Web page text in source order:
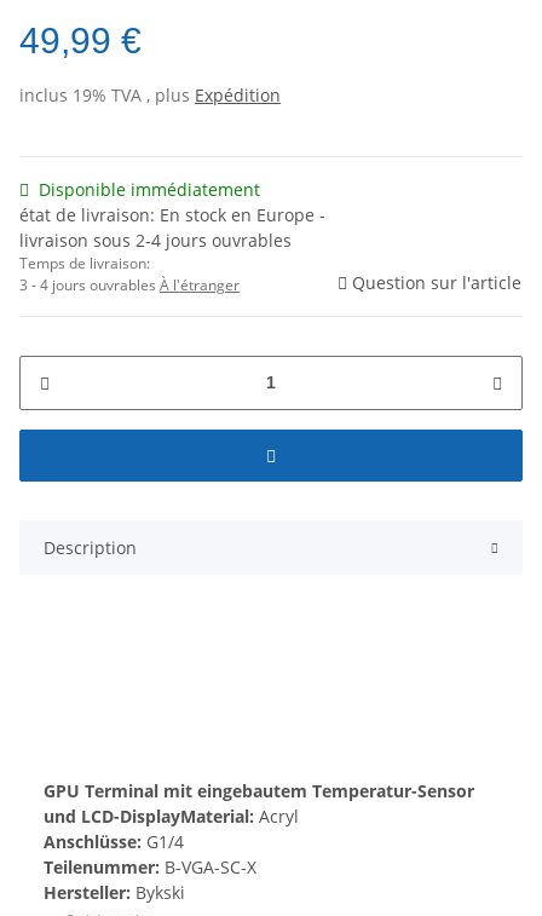
49,99 €
inclus 19% TVA , plus Expédition
Disponible immédiatement
état de livraison: En stock en Europe -
livraison sous 2-4 jours ouvrables
Temps de livraison:
3 - 4 jours ouvrables À l'étranger Question sur l'article
Description
GPU Terminal mit eingebautem Temperatur-Sensor
und LCD-DisplayMaterial: Acryl
Anschlüsse: G1/4
Teilenummer: B-VGA-SC-X
Hersteller: Bykski